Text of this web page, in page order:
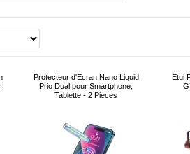
Protecteur d'Écran Nano Liquid
Prio Dual pour Smartphone,
Tablette - 2 Pièces
Étui